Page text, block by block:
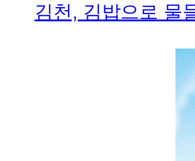
김천, 김밥으로 물